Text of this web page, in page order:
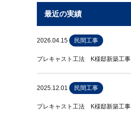
最近の実績
2026.04.15 民間工事
プレキャスト工法 K様邸新築工事
2025.12.01 民間工事
プレキャスト工法 K様邸新築工事